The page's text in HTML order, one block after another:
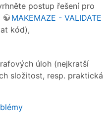
postup řešení pro
MAKEMAZE - VALIDATE
kód),
úloh (nejkratší
složitost, resp. praktická